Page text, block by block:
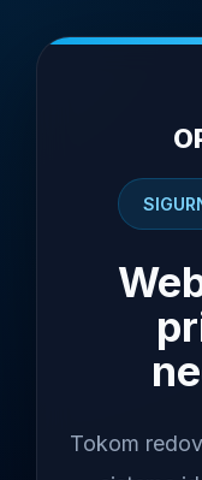
Tokom